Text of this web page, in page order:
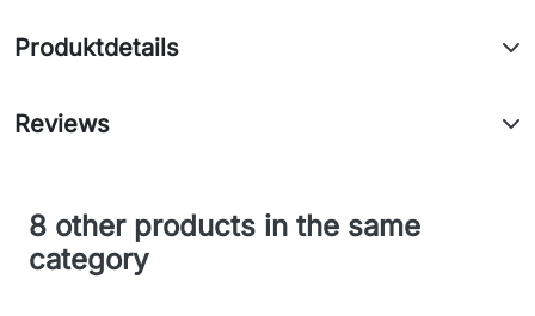
Produktdetails
Reviews
8 other products in the same
category